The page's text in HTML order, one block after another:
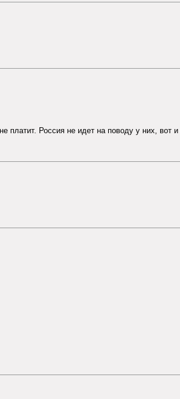
платит. Россия не идет на поводу у них, вот